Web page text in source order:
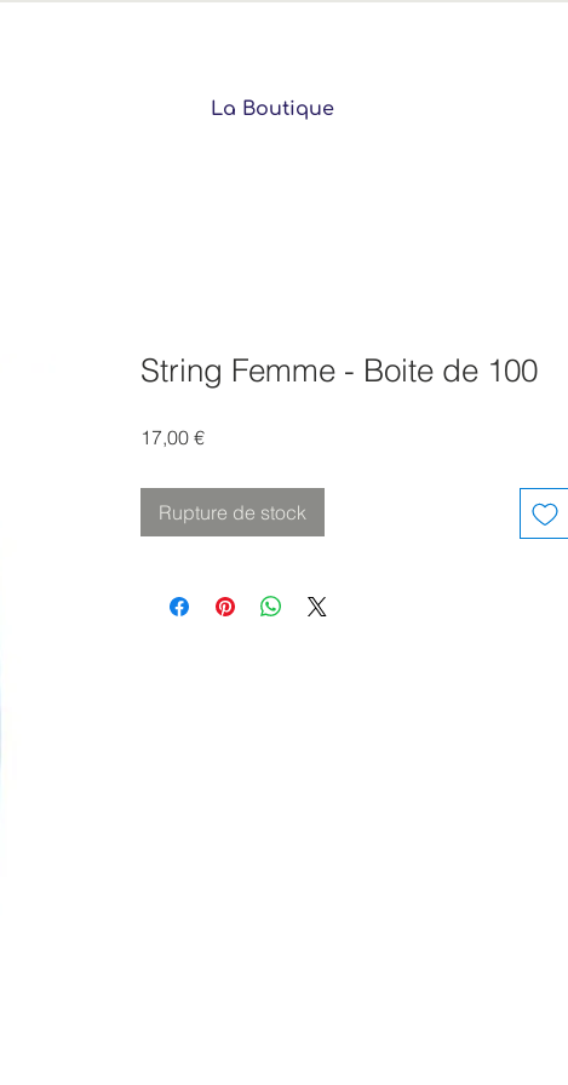
La Boutique
String Femme - Boite de 100
17,00 €Prix
Rupture de stock